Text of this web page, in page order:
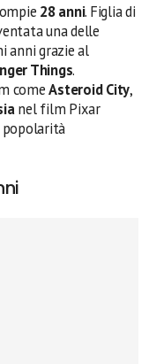
28 anni. Figlia di
una delle
anni grazie al
Things.
comeAsteroid City,
nel film Pixar
popolarità